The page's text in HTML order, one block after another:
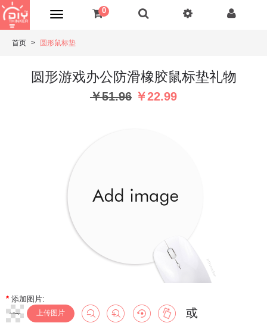
0
首页 圆形鼠标垫
圆形游戏办公防滑橡胶鼠标垫礼物
￥51.96 ￥22.99
* 添加图片:
上传图片 或